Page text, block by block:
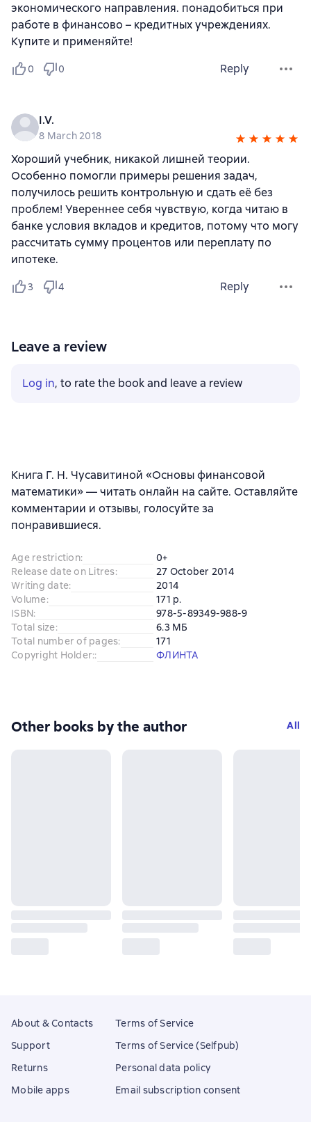
экономического направления. понадобиться при
работе в финансово – кредитных учреждениях.
Купите и применяйте!
0 0 Reply
I.V.
8 March 2018
Хороший учебник, никакой лишней теории.
Особенно помогли примеры решения задач,
получилось решить контрольную и сдать её без
проблем! Увереннее себя чувствую, когда читаю в
банке условия вкладов и кредитов, потому что могу
рассчитать сумму процентов или переплату по
ипотеке.
3 4 Reply
Leave a review
Log in, to rate the book and leave a review
Книга Г. Н. Чусавитиной «Основы финансовой
математики» — читать онлайн на сайте. Оставляйте
комментарии и отзывы, голосуйте за
понравившиеся.
Age restriction:
0+
Release date on Litres:
27 October 2014
Writing date:
2014
Volume:
171 p.
ISBN:
978-5-89349-988-9
Total size:
6.3 МБ
Total number of pages:
171
Copyright Holder:: ФЛИНТА
Other books by the author All
About & Contacts
Support
Returns
Mobile apps
Terms of Service
Terms of Service (Selfpub)
Personal data policy
Email subscription consent